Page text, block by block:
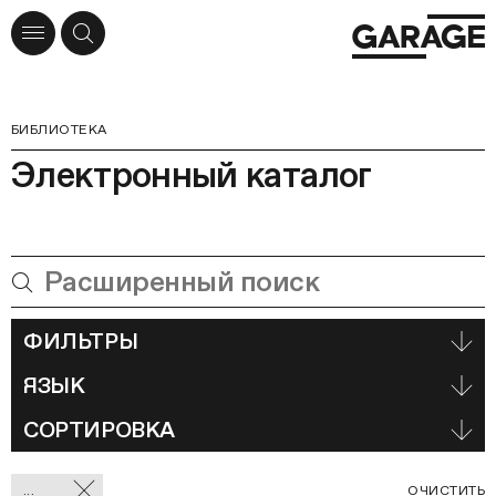
БИБЛИОТЕКА
Электронный каталог
ФИЛЬТРЫ
ЯЗЫК
СОРТИРОВКА
Отмеченные
ОЧИСТИТЬ